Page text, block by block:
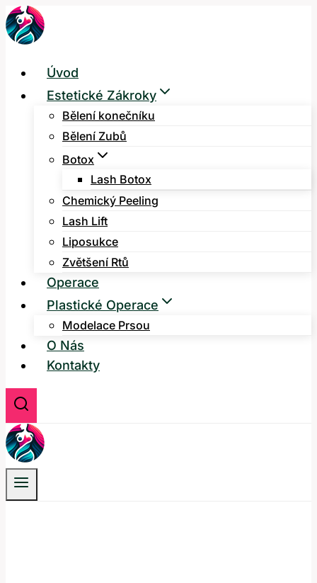
Přeskočit
na
Úvod
Estetické Zákroky
Bělení konečníku
Bělení Zubů
Botox
Lash Botox
Chemický Peeling
Lash Lift
Liposukce
Zvětšení Rtů
Operace
Plastické Operace
Modelace Prsou
O Nás
Kontakty